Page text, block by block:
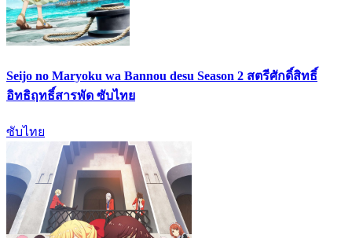
Seijo no Maryoku wa Bannou desu Season 2 สตรีศักดิ์สิทธิ์
อิทธิฤทธิ์สารพัด ซับไทย
ซับไทย